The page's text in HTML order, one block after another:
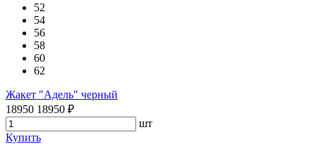
52
54
56
58
60
62
Жакет "Адель" черный
18950 18950 ₽
шт
Купить